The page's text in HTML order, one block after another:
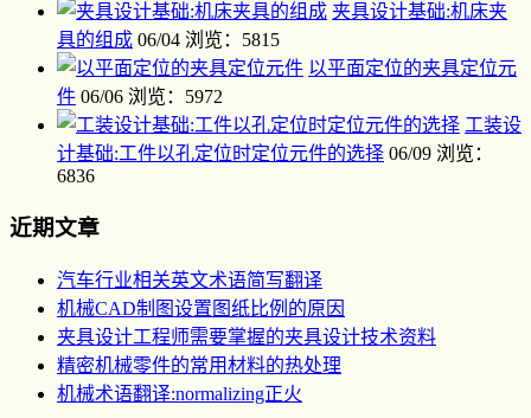
夹具设计基础:机床夹
具的组成 06/04 浏览：5815
以平面定位的夹具定位元
件 06/06 浏览：5972
工装设
计基础:工件以孔定位时定位元件的选择 06/09 浏览：
6836
近期文章
汽车行业相关英文术语简写翻译
机械CAD制图设置图纸比例的原因
夹具设计工程师需要掌握的夹具设计技术资料
精密机械零件的常用材料的热处理
机械术语翻译:normalizing正火